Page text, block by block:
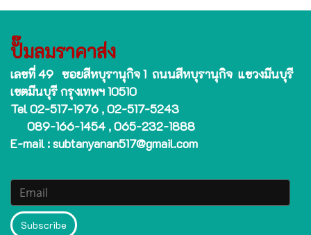
ปั๊มลมราคาส่ง
เลขที่ 49 ซอยสีหบุรานุกิจ 1 ถนนสีหบุรานุกิจ แขวงมีนบุรี
เขตมีนบุรี กรุงเทพฯ 10510
Tel 02-517-1976 , 02-517-5243
089-166-1454 , 065-232-1888
E-mail : subtanyanan517@gmail.com
Subscribe